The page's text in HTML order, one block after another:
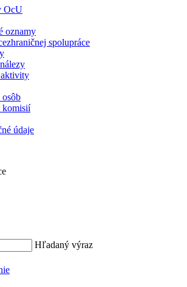
OcU
oznamy
spolupráce
osôb
komisií
údaje
Hľadaný výraz